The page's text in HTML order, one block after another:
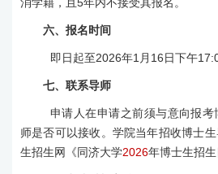
消学籍，且 5年内不接受其报名。
六、报名时间
即日起至2026年1月 16日下午17
七、联系导师
申请人在申请之前须与意向报
师是否可以接收。学院当年招收博士
生招生网《同济大学2026年博士生招